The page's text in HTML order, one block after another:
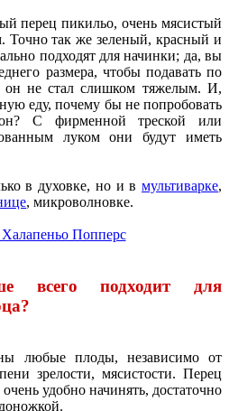
перец пикильо, очень мясистый
Точно так же зеленый, красный и
подходят для начинки; да, вы
размера, чтобы подавать по
не стал слишком тяжелым. И,
еду, почему бы не попробовать
С фирменной треской или
луком они будут иметь
в духовке, но и в мультиварке,
, микроволновке.
всего подходит для
любые плоды, независимо от
зрелости, мясистости. Перец
удобно начинять, достаточно